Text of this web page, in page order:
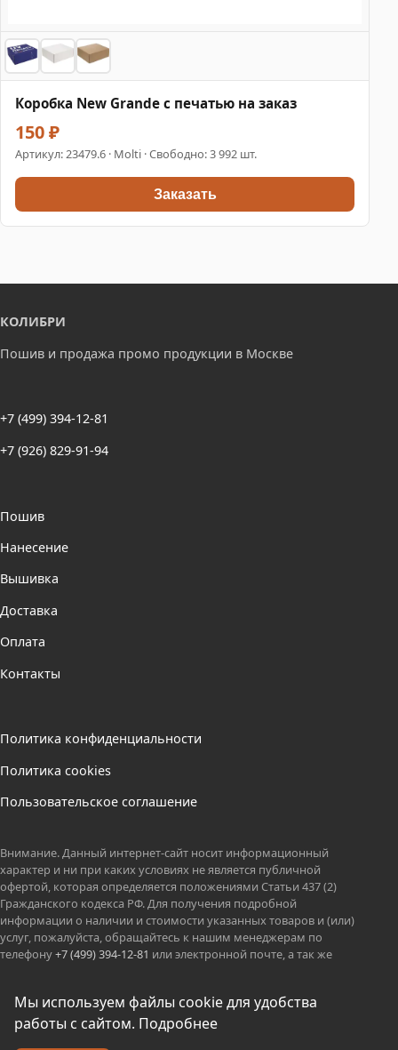
Коробка New Grande с печатью на заказ
150 ₽
Артикул:23479.6 · Molti · Свободно: 3 992 шт.
Заказать
КОЛИБРИ
Пошив и продажа промо продукции в Москве
+7 (499) 394-12-81
+7 (926) 829-91-94
Пошив
Нанесение
Вышивка
Доставка
Оплата
Контакты
Политика конфиденциальности
Политика cookies
Пользовательское соглашение
Внимание. Данный интернет-сайт носит информационный
характер и ни при каких условиях не является публичной
офертой, которая определяется положениями Статьи 437 (2)
Гражданского кодекса РФ. Для получения подробной
информации о наличии и стоимости указанных товаров и (или)
услуг, пожалуйста, обращайтесь к нашим менеджерам по
телефону+7 (499) 394-12-81 или электронной почте, а так же
ООО КОЛИБРИ оставляет за собой право без предварительных
уведомлений менять технические параметры и потребительские
характеристики представленных товаров.
Мы используем файлы cookie для удобства
работы с сайтом. Подробнее